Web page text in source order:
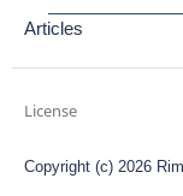
Articles
License
Copyright (c) 2026